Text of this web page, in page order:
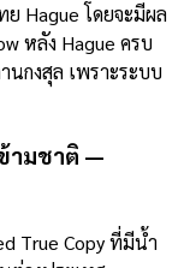
Hague โดยจะมีผล
หลัง Hague ครบ
นกงสุล เพราะระบบ
ามชาติ —
True Copy ที่มีน้ำ